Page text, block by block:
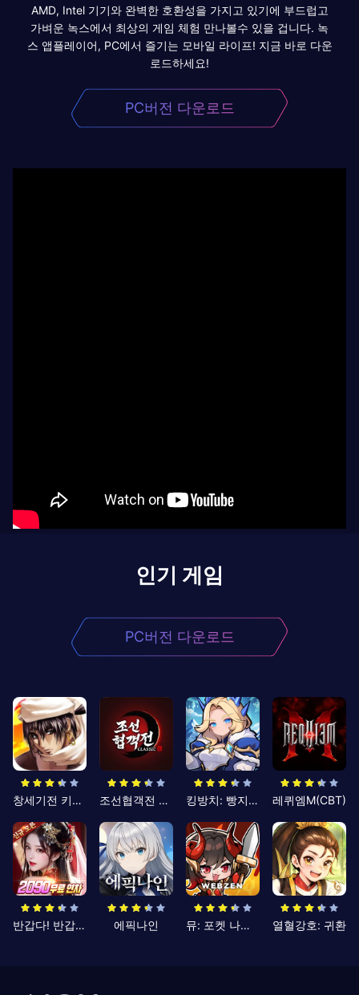
AMD, Intel 기기와 완벽한 호환성을 가지고 있기에 부드럽고
가벼운 녹스에서 최상의 게임 체험 만나볼수 있을 겁니다. 녹
스 앱플레이어, PC에서 즐기는 모바일 라이프! 지금 바로 다운
로드하세요!
PC버전 다운로드
인기 게임
PC버전 다운로드
창세기전 키우기 조선협객전 클래식 킹방치: 빵지의 제왕 레퀴엠M(CBT)
반갑다! 반갑삼국지 에픽나인 뮤: 포켓 나이츠 열혈강호: 귀환